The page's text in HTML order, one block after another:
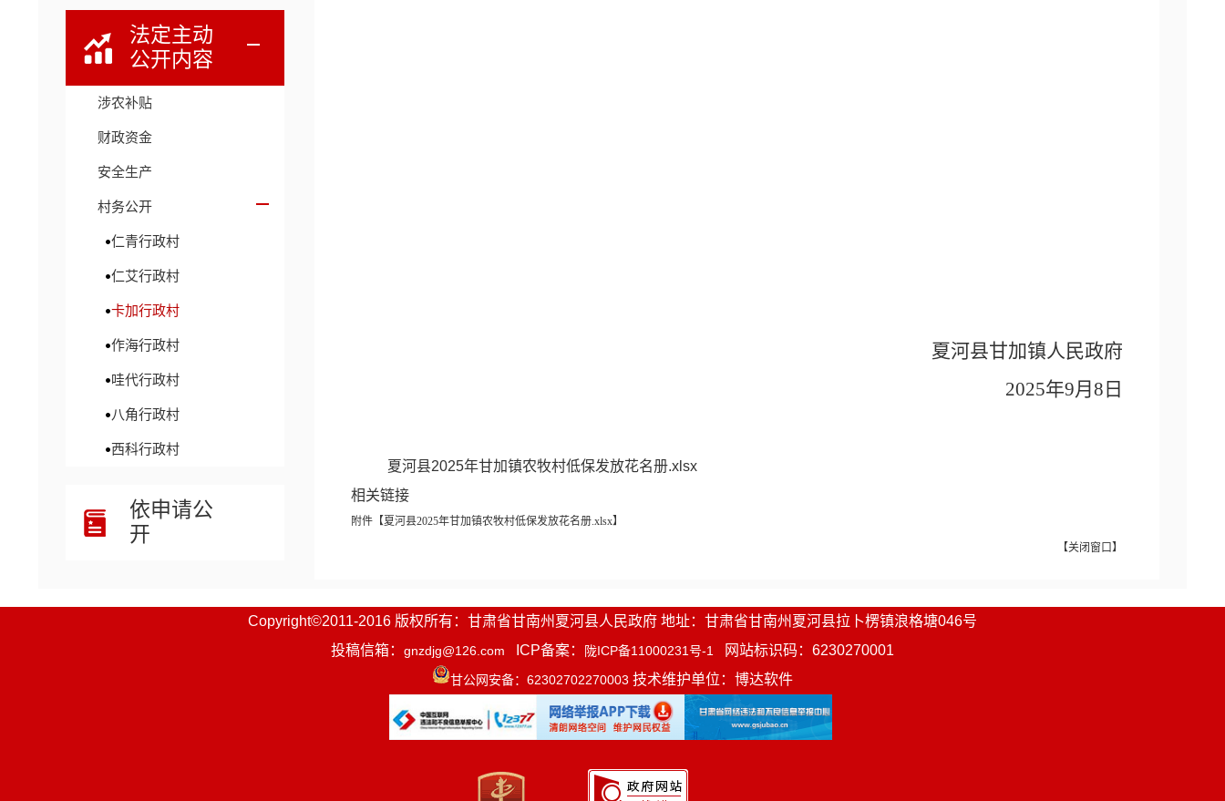
法定主动
公开内容
涉农补贴
财政资金
安全生产
村务公开
仁青行政村
仁艾行政村
卡加行政村
作海行政村
哇代行政村
八角行政村
西科行政村
依申请公
开
夏河县甘加镇人民政府
2025年9月8日
夏河县2025年甘加镇农牧村低保发放花名册.xlsx
相关链接
附件【夏河县2025年甘加镇农牧村低保发放花名册.xlsx】
【关闭窗口】
Copyright©2011-2016 版权所有：甘肃省甘南州夏河县人民政府 地址：甘肃省甘南州夏河县拉卜楞镇浪格塘046号
投稿信箱： gnzdjg@126.com ICP备案： 陇ICP备11000231号-1 网站标识码：6230270001
甘公网安备：62302702270003 技术维护单位：博达软件